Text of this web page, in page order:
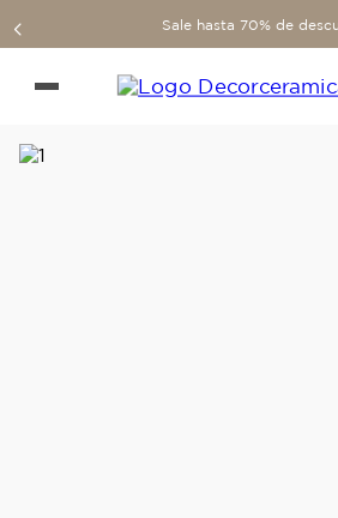
Sale hasta 70% de